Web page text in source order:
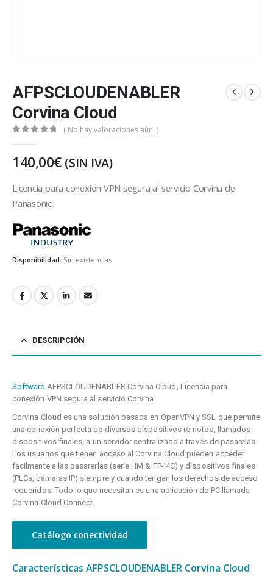
AFPSCLOUDENABLER
Corvina Cloud
( No hay valoraciones aún. )
140,00€ (SIN IVA)
Licencia para conexión VPN segura al servicio Corvina de
Panasonic.
Disponibilidad: Sin existencias
DESCRIPCIÓN
Software AFPSCLOUDENABLER Corvina Cloud, Licencia para
conexión VPN segura al servicio Corvina.
Corvina Cloud es una solución basada en OpenVPN y SSL que permite
una conexión perfecta de diversos dispositivos remotos, llamados
dispositivos finales, a un servidor centralizado a través de pasarelas.
Los usuarios que tienen acceso al Corvina Cloud pueden acceder
facilmente a las pasarerlas (serie HM & FP-I4C) y dispositivos finales
(PLCs, cámaras IP) siempre y cuando tengan los derechos de acceso
requeridos. Todo lo que necesitan es una aplicación de PC llamada
Corvina Cloud Connect.
Catálogo conectividad
Características AFPSCLOUDENABLER Corvina Cloud